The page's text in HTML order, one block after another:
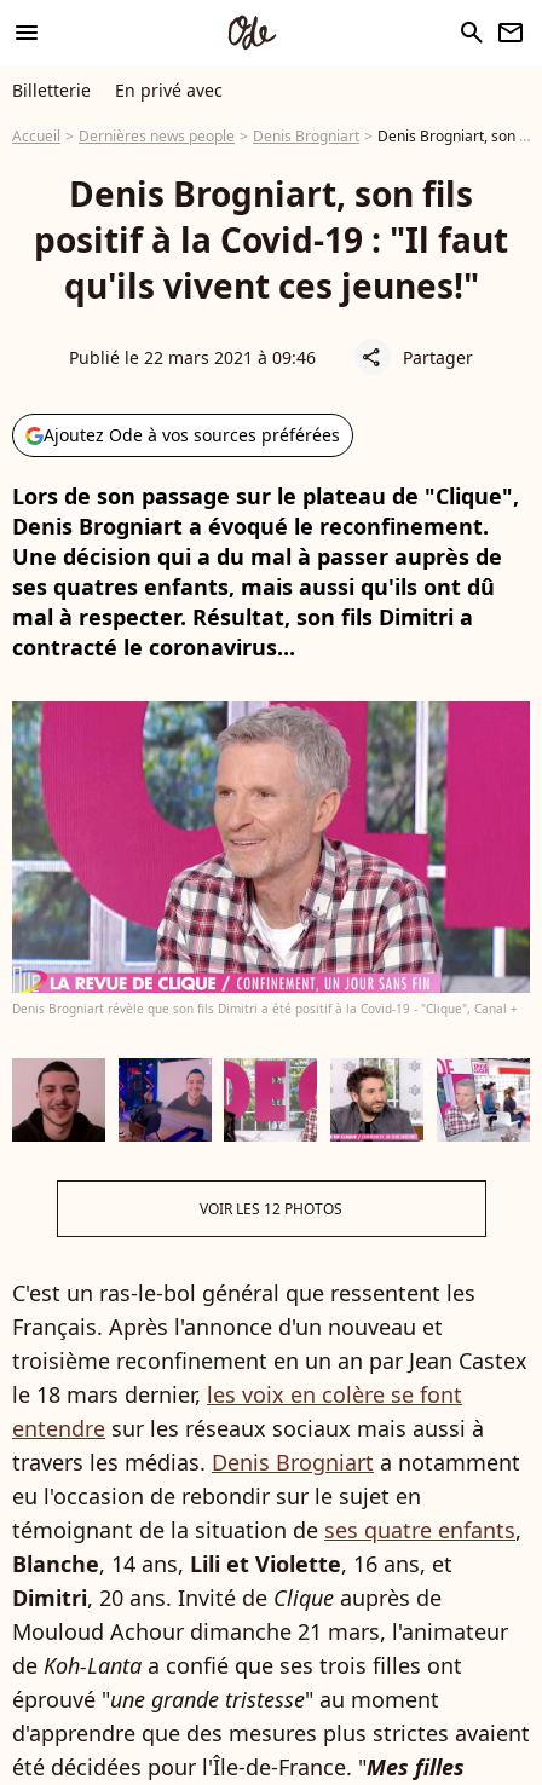
menu search newsletter
Billetterie En privé avec
Accueil Dernières news people Denis Brogniart Denis Brogniart, son fils positif à la Covid-19 : "Il faut qu'ils vivent ces jeunes!"
Denis Brogniart, son fils
positif à la Covid-19 : "Il faut
qu'ils vivent ces jeunes!"
Publié le 22 mars 2021 à 09:46 share Partager
Ajoutez Ode à vos sources préférées
Lors de son passage sur le plateau de "Clique",
Denis Brogniart a évoqué le reconfinement.
Une décision qui a du mal à passer auprès de
ses quatres enfants, mais aussi qu'ils ont dû
mal à respecter. Résultat, son fils Dimitri a
contracté le coronavirus...
Denis Brogniart révèle que son fils Dimitri a été positif à la Covid-19 - "Clique", Canal +
VOIR LES 12 PHOTOS
C'est un ras-le-bol général que ressentent les
Français. Après l'annonce d'un nouveau et
troisième reconfinement en un an par Jean Castex
le 18 mars dernier, les voix en colère se font
entendre sur les réseaux sociaux mais aussi à
travers les médias. Denis Brogniart a notamment
eu l'occasion de rebondir sur le sujet en
témoignant de la situation de ses quatre enfants,
Blanche, 14 ans, Lili et Violette, 16 ans, et
Dimitri, 20 ans. Invité de Clique auprès de
Mouloud Achour dimanche 21 mars, l'animateur
de Koh-Lanta a confié que ses trois filles ont
éprouvé "une grande tristesse" au moment
d'apprendre que des mesures plus strictes avaient
été décidées pour l'Île-de-France. "Mes filles